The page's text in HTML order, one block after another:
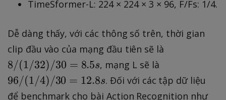
TimeSformer-L: 224 × 224 × 3 × 96, F/Fs: 1/4.
Dễ dàng thấy, với các thông số trên, thời gian
clip đầu vào của mạng đầu tiên sẽ là
(
1
8/(1/32)/30 = 8.5s, mạng L sẽ là
6
96/(1/4)/30 = 12.8s. Đối với các tập dữ liệu
để benchmark cho bài Action Recognition như